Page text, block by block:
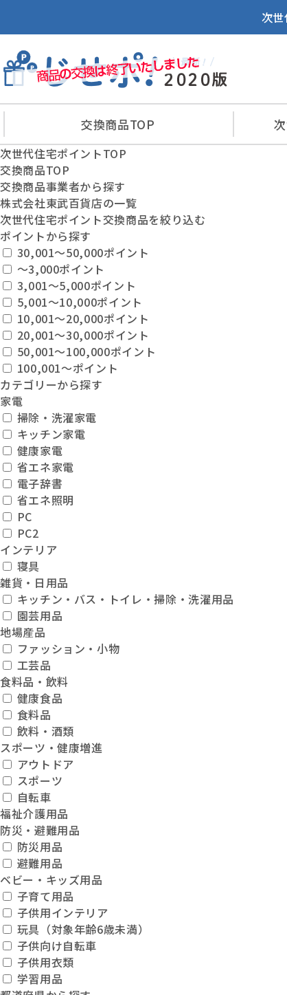
次
交換商品TOP
次世代住宅ポイントTOP
交換商品TOP
交換商品事業者から探す
株式会社東武百貨店の一覧
次世代住宅ポイント交換商品を絞り込む
ポイントから探す
30,001〜50,000ポイント
〜3,000ポイント
3,001〜5,000ポイント
5,001〜10,000ポイント
10,001〜20,000ポイント
20,001〜30,000ポイント
50,001〜100,000ポイント
100,001〜ポイント
カテゴリーから探す
家電
掃除・洗濯家電
キッチン家電
健康家電
省エネ家電
電子辞書
省エネ照明
PC
PC2
インテリア
寝具
雑貨・日用品
キッチン・バス・トイレ・掃除・洗濯用品
園芸用品
地場産品
ファッション・小物
工芸品
食料品・飲料
健康食品
食料品
飲料・酒類
スポーツ・健康増進
アウトドア
スポーツ
自転車
福祉介護用品
防災・避難用品
防災用品
避難用品
ベビー・キッズ用品
子育て用品
子供用インテリア
玩具（対象年齢6歳未満）
子供向け自転車
子供用衣類
学習用品